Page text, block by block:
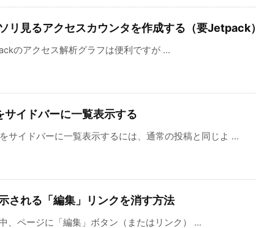
見るアクセスカウンタを作成する（要Jetpack）
のアクセス解析グラフは便利ですが ...
イドバーに一覧表示する
サイドバーに一覧表示するには、通常の投稿と同じよ ...
される「編集」リンクを消す方法
、ページに「編集」ボタン（またはリンク） ...